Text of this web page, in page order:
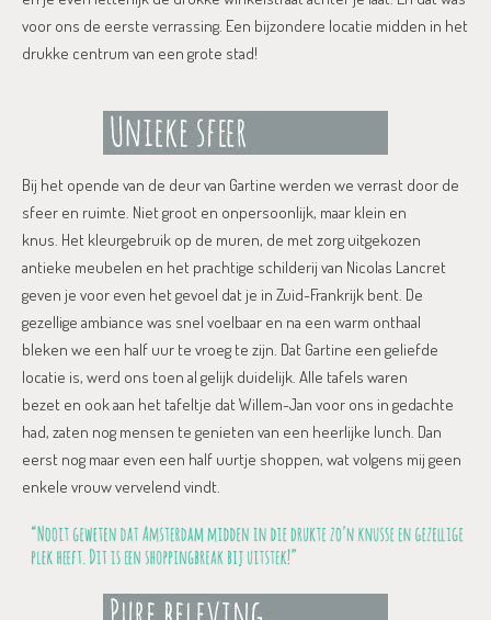
voor ons de eerste verrassing. Een bijzondere locatie midden in het
drukke centrum van een grote stad!
Bij het opende van de deur van Gartine werden we verrast door de
sfeer en ruimte. Niet groot en onpersoonlijk, maar klein en
knus. Het kleurgebruik op de muren, de met zorg uitgekozen
antieke meubelen en het prachtige schilderij van Nicolas Lancret
geven je voor even het gevoel dat je in Zuid-Frankrijk bent. De
gezellige ambiance was snel voelbaar en na een warm onthaal
bleken we een half uur te vroeg te zijn. Dat Gartine een geliefde
locatie is, werd ons toen al gelijk duidelijk. Alle tafels waren
bezet en ook aan het tafeltje dat Willem-Jan voor ons in gedachte
had, zaten nog mensen te genieten van een heerlijke lunch. Dan
eerst nog maar even een half uurtje shoppen, wat volgens mij geen
enkele vrouw vervelend vindt.